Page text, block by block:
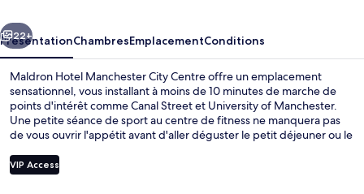
Centre
Suivant
22+
PrésentationChambresEmplacementConditions
Maldron Hotel Manchester City Centre offre un emplacement
sensationnel, vous installant à moins de 10 minutes de marche de
points d'intérêt comme Canal Street et University of Manchester.
Une petite séance de sport au centre de fitness ne manquera pas
de vous ouvrir l'appétit avant d'aller déguster le petit déjeuner ou le
Central et Piccadilly Gardens se trouvent par ailleurs à moins de 15
minutes à pied. Les autres voyageurs adorent le personnel
VIP Access